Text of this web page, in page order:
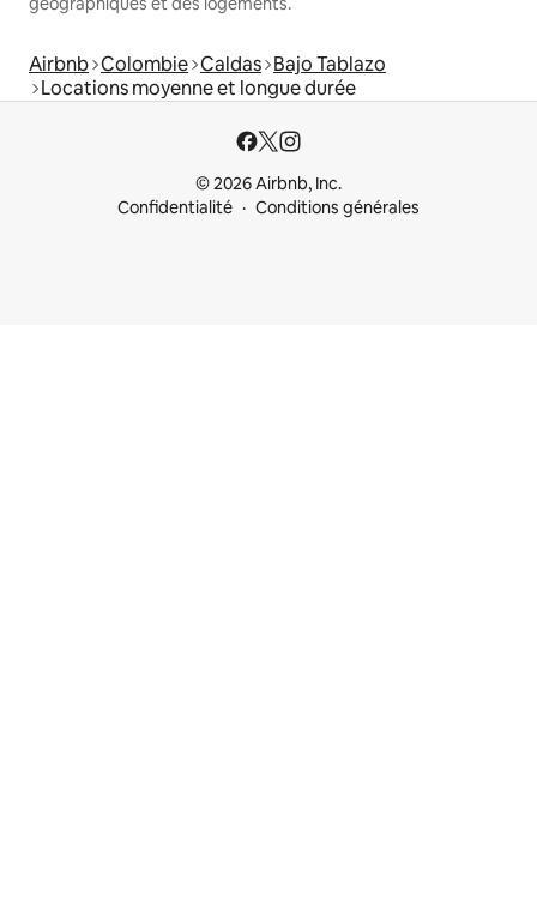
Airbnb Colombie Caldas Bajo Tablazo
Locations moyenne et longue durée
© 2026 Airbnb, Inc.
Confidentialité
Conditions générales